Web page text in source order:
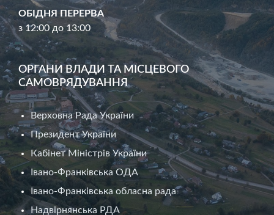
ОБІДНЯ ПЕРЕРВА
з 12:00 до 13:00
ОРГАНИ ВЛАДИ ТА МІСЦЕВОГО
САМОВРЯДУВАННЯ
Верховна Рада України
Президент України
Кабінет Міністрів України
Івано-Франківська ОДА
Івано-Франківська обласна рада
Надвірнянська РДА